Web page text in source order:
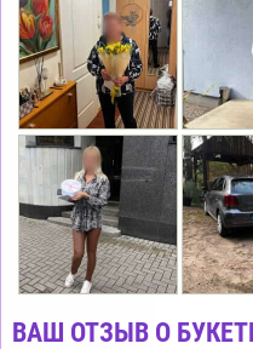
ВАШ ОТЗЫВ О